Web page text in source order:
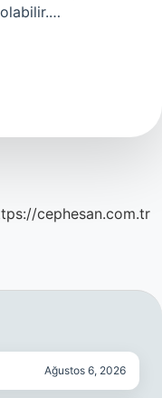
cephesan.com.tr
Ağustos 6, 2026